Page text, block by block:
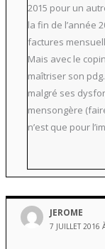
2015 pour un
la fin de l’année
factures
Mais avec le
maîtriser son
malgré ses
mensongère
n’est que pour
JEROME
7 JUILLET 2016